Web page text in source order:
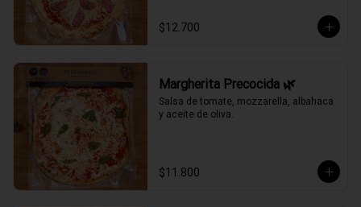
$12.700
Margherita Precocida 🌿
Salsa de tomate, mozzarella, albahaca
y aceite de oliva.
$11.800